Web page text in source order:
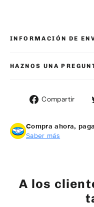
INFORMACIÓN DE
HAZNOS UNA
Compartir
Compra ahora,
Saber más
A los